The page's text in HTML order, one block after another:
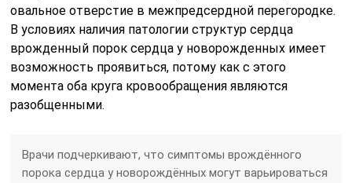
овальное отверстие в межпредсердной перегородке.
В условиях наличия патологии структур сердца
врожденный порок сердца у новорожденных имеет
возможность проявиться, потому как с этого
момента оба круга кровообращения являются
разобщенными.
Врачи подчеркивают, что симптомы врождённого
порока сердца у новорождённых могут варьироваться